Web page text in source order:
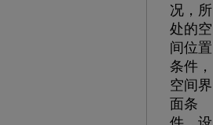
况，所
处的空
间位置
条件，
空间界
面条